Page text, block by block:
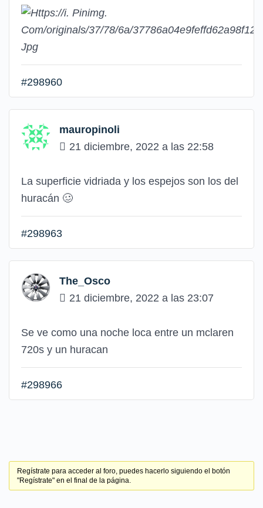
#298960
mauropinoli
21 diciembre, 2022 a las 22:58
La superficie vidriada y los espejos son los del
huracán 🥴
#298963
The_Osco
21 diciembre, 2022 a las 23:07
Se ve como una noche loca entre un mclaren
720s y un huracan
#298966
Regístrate para acceder al foro, puedes hacerlo siguiendo el botón
"Regístrate" en el final de la página.